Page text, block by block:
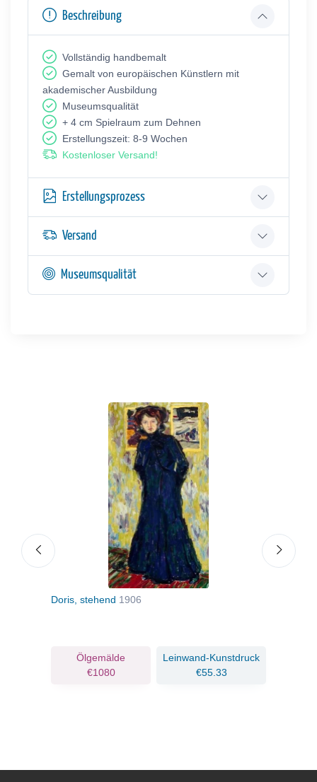
Beschreibung
Vollständig handbemalt
Gemalt von europäischen Künstlern mit
akademischer Ausbildung
Museumsqualität
+ 4 cm Spielraum zum Dehnen
Erstellungszeit: 8-9 Wochen
Kostenloser Versand!
Erstellungsprozess
Versand
Museumsqualität
Doris, stehend 1906
Ölgemälde
€1080
Leinwand-Kunstdruck
€55.33